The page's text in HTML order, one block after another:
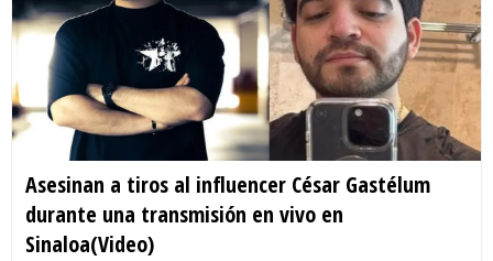
Asesinan a tiros al influencer César Gastélum
durante una transmisión en vivo en
Sinaloa(Video)